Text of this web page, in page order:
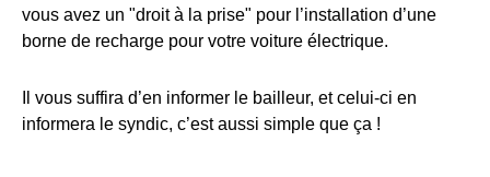
vous avez un "droit à la prise" pour l’installation d’une
borne de recharge pour votre voiture électrique.
Il vous suffira d’en informer le bailleur, et celui-ci en
informera le syndic, c’est aussi simple que ça !